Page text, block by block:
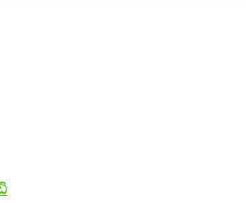
பெண் வீட்டாருக்கு 100%